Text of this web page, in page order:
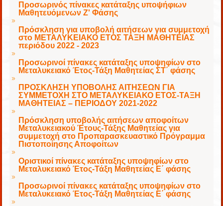
Προσωρινός πίνακες κατάταξης υποψήφιων
Μαθητευόμενων Ζ' Φάσης
Πρόσκληση για υποβολή αιτήσεων για συμμετοχή
στο ΜΕΤΑΛΥΚΕΙΑΚΟ ΕΤΟΣ ΤΑΞΗ ΜΑΘΗΤΕΙΑΣ
περιόδου 2022 - 2023
Προσωρινοί πίνακες κατάταξης υποψηφίων στο
Μεταλυκειακό Έτος-Τάξη Μαθητείας ΣΤ΄ φάσης
ΠΡΟΣΚΛΗΣΗ ΥΠΟΒΟΛΗΣ ΑΙΤΗΣΕΩΝ ΓΙΑ
ΣΥΜΜΕΤΟΧΗ ΣΤΟ ΜΕΤΑΛΥΚΕΙΑΚΟ ΕΤΟΣ-ΤΑΞΗ
ΜΑΘΗΤΕΙΑΣ – ΠΕΡΙΟΔΟΥ 2021-2022
Πρόσκληση υποβολής αιτήσεων αποφοίτων
Μεταλυκειακού Έτους-Τάξης Μαθητείας για
συμμετοχή στο Προπαρασκευαστικό Πρόγραμμα
Πιστοποίησης Αποφοίτων
Οριστικοί πίνακες κατάταξης υποψηφίων στο
Μεταλυκειακό Έτος-Τάξη Μαθητείας Ε΄ φάσης
Προσωρινοί πίνακες κατάταξης υποψηφίων στο
Μεταλυκειακό Έτος-Τάξη Μαθητείας Ε΄ φάσης